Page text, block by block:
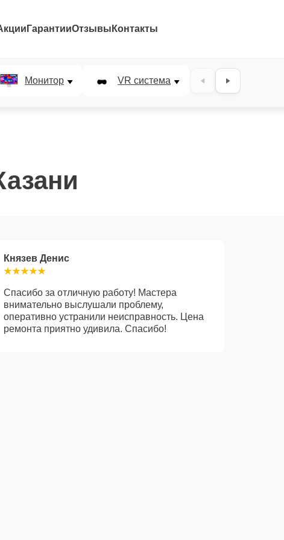
ГарантииОтзывы Контакты
Монитор VR система Наушники
Князев Денис
Спасибо за отличную работу! Мастера
внимательно выслушали проблему,
оперативно устранили неисправность. Цена
ремонта приятно удивила. Спасибо!